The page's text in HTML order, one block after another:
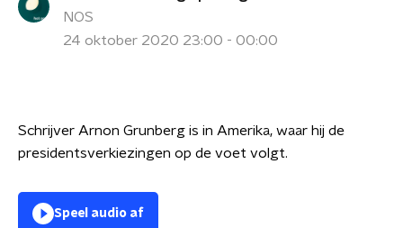
NOS
24 oktober 2020 23:00 - 00:00
Schrijver Arnon Grunberg is in Amerika, waar hij de
presidentsverkiezingen op de voet volgt.
Speel audio af